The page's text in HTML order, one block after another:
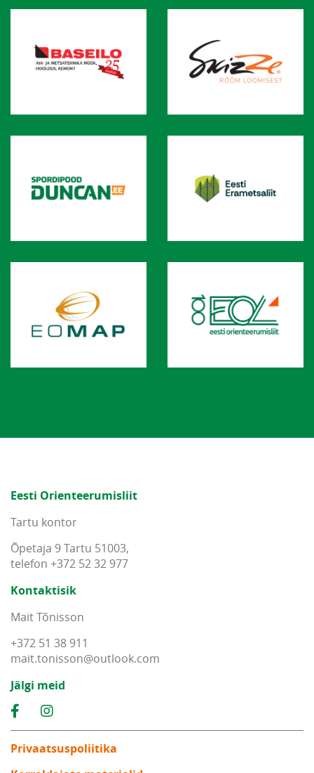
Eesti Orienteerumisliit
Tartu kontor
Õpetaja 9 Tartu 51003,
telefon +372 52 32 977
Kontaktisik
Mait Tõnisson
+372 51 38 911
mait.tonisson@outlook.com
Jälgi meid
Privaatsuspoliitika